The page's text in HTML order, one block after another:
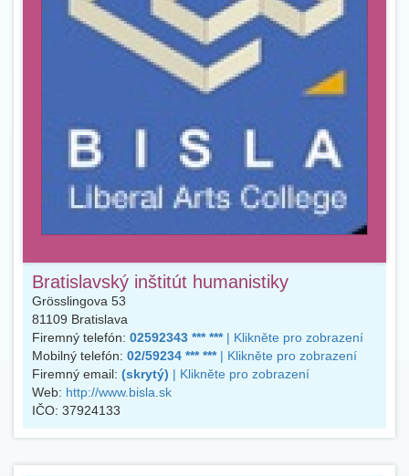
Bratislavský inštitút humanistiky
Grösslingova 53
81109 Bratislava
Firemný telefón: 02592343 *** ***| Klikněte pro zobrazení
Mobilný telefón: 02/59234 *** ***| Klikněte pro zobrazení
Firemný email: (skrytý) | Klikněte pro zobrazení
Web: http://www.bisla.sk
IČO: 37924133